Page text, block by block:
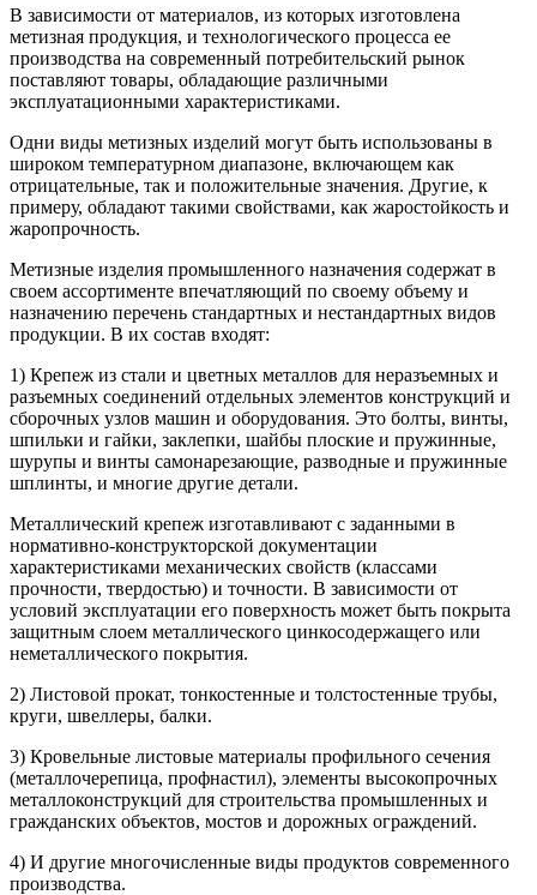
В зависимости от материалов, из которых изготовлена
метизная продукция, и технологического процесса ее
производства на современный потребительский рынок
поставляют товары, обладающие различными
эксплуатационными характеристиками.
Одни виды метизных изделий могут быть использованы в
широком температурном диапазоне, включающем как
отрицательные, так и положительные значения. Другие, к
примеру, обладают такими свойствами, как жаростойкость и
жаропрочность.
Метизные изделия промышленного назначения содержат в
своем ассортименте впечатляющий по своему объему и
назначению перечень стандартных и нестандартных видов
продукции. В их состав входят:
1) Крепеж из стали и цветных металлов для неразъемных и
разъемных соединений отдельных элементов конструкций и
сборочных узлов машин и оборудования. Это болты, винты,
шпильки и гайки, заклепки, шайбы плоские и пружинные,
шурупы и винты самонарезающие, разводные и пружинные
шплинты, и многие другие детали.
Металлический крепеж изготавливают с заданными в
нормативно-конструкторской документации
характеристиками механических свойств (классами
прочности, твердостью) и точности. В зависимости от
условий эксплуатации его поверхность может быть покрыта
защитным слоем металлического цинкосодержащего или
неметаллического покрытия.
2) Листовой прокат, тонкостенные и толстостенные трубы,
круги, швеллеры, балки.
3) Кровельные листовые материалы профильного сечения
(металлочерепица, профнастил), элементы высокопрочных
металлоконструкций для строительства промышленных и
гражданских объектов, мостов и дорожных ограждений.
4) И другие многочисленные виды продуктов современного
производства.